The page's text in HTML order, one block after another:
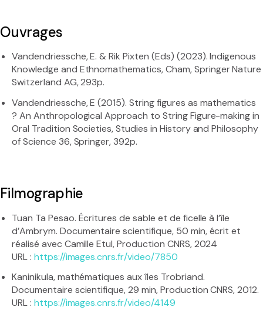
Ouvrages
Vandendriessche, E. & Rik Pixten (Eds) (2023). Indigenous
Knowledge and Ethnomathematics, Cham, Springer Nature
Switzerland AG, 293p.
Vandendriessche, E (2015). String figures as mathematics
? An Anthropological Approach to String Figure-making in
Oral Tradition Societies, Studies in History and Philosophy
of Science 36, Springer, 392p.
Filmographie
Tuan Ta Pesao. Écritures de sable et de ficelle à l’île
d’Ambrym. Documentaire scientifique, 50 min, écrit et
réalisé avec Camille Etul, Production CNRS, 2024
URL : https://images.cnrs.fr/video/7850
Kaninikula, mathématiques aux îles Trobriand.
Documentaire scientifique, 29 min, Production CNRS, 2012.
URL : https://images.cnrs.fr/video/4149